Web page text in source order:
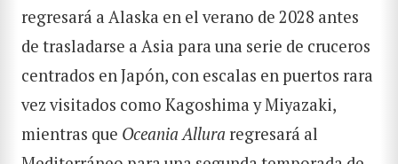
regresará a Alaska en el verano de 2028 antes
de trasladarse a Asia para una serie de cruceros
centrados en Japón, con escalas en puertos rara
vez visitados como Kagoshima y Miyazaki,
mientras que Oceania Allura regresará al